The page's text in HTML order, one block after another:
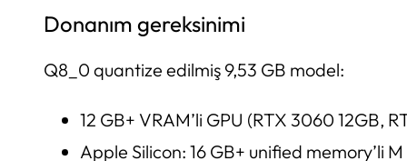
Donanım gereksinimi
Q8_0 quantize edilmiş 9,53 GB model:
12 GB+ VRAM’li GPU (RTX 3060
Apple Silicon: 16 GB+ unified memory’li